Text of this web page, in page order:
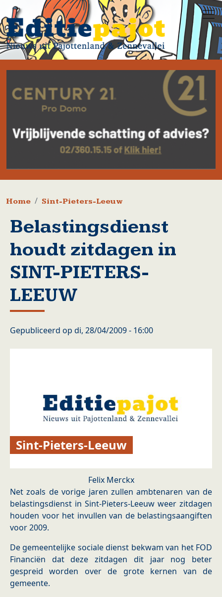
Overslaan en naar de inhoud gaan
Kruimelpad
Home Sint-Pieters-Leeuw
Belastingsdienst
houdt zitdagen in
SINT-PIETERS-
LEEUW
Gepubliceerd op di, 28/04/2009 - 16:00
Sint-Pieters-Leeuw
Felix Merckx
Net zoals de vorige jaren zullen ambtenaren van de
belastingsdienst in Sint-Pieters-Leeuw weer zitdagen
houden voor het invullen van de belastingsaangiften
voor 2009.
De gemeentelijke sociale dienst bekwam van het FOD
Financiën dat deze zitdagen dit jaar nog beter
gespreid worden over de grote kernen van de
gemeente.